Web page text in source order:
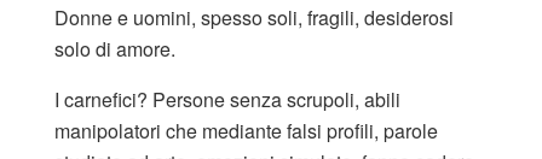
Donne e uomini, spesso soli, fragili, desiderosi
solo di amore.
I carnefici? Persone senza scrupoli, abili
manipolatori che mediante falsi profili, parole